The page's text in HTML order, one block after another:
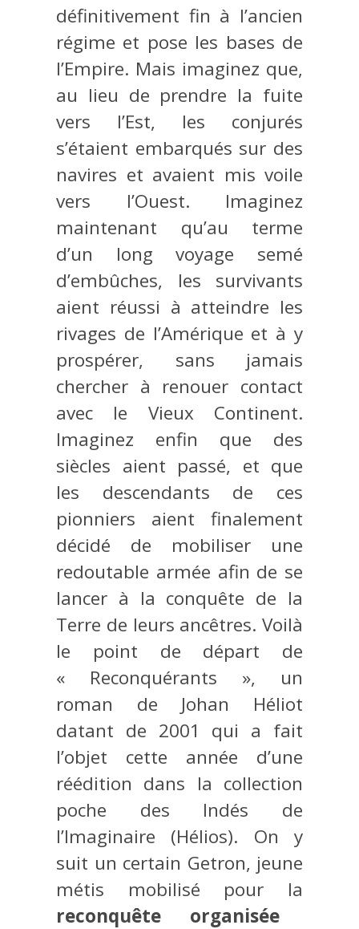
définitivement fin à l’ancien
régime et pose les bases de
l’Empire. Mais imaginez que,
au lieu de prendre la fuite
vers l’Est, les conjurés
s’étaient embarqués sur des
navires et avaient mis voile
vers l’Ouest. Imaginez
maintenant qu’au terme
d’un long voyage semé
d’embûches, les survivants
aient réussi à atteindre les
rivages de l’Amérique et à y
prospérer, sans jamais
chercher à renouer contact
avec le Vieux Continent.
Imaginez enfin que des
siècles aient passé, et que
les descendants de ces
pionniers aient finalement
décidé de mobiliser une
redoutable armée afin de se
lancer à la conquête de la
Terre de leurs ancêtres. Voilà
le point de départ de
« Reconquérants », un
roman de Johan Héliot
datant de 2001 qui a fait
l’objet cette année d’une
réédition dans la collection
poche des Indés de
l’Imaginaire (Hélios). On y
suit un certain Getron, jeune
métis mobilisé pour la
reconquête organisée